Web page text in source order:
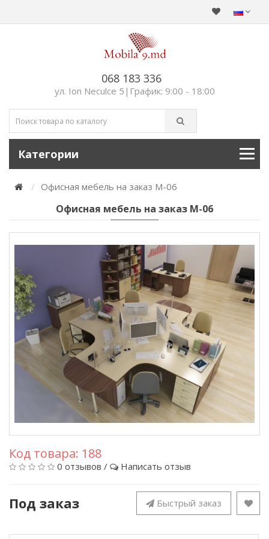
068 183 336
ул. Ion Neculce 5|График: 9:00 - 18:00
Категории
Офисная мебель на заказ М-06
Офисная мебель на заказ М-06
Код товара: 188
0 отзывов / Написать отзыв
Под заказ Быстрый заказ